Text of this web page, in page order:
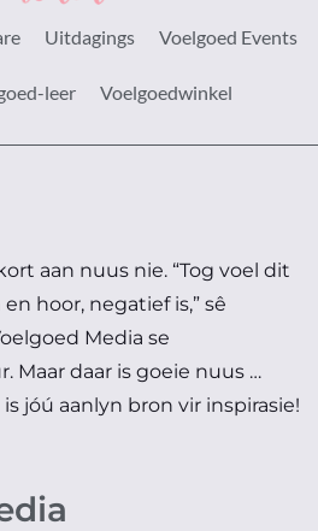
Uitdagings Voelgoed Events
leer Voelgoedwinkel
aan nuus nie. “Tog voel dit
hoor, negatief is,” sê
Media se
Maar daar is goeie nuus …
jóú aanlyn bron vir inspirasie!